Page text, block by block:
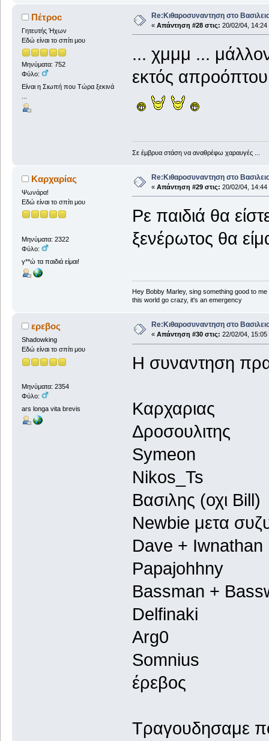
Πέτροc
Γητευτής Ήχων
Εδώ είναι το σπίτι μου
Μηνύματα: 752
Φύλο:
Είναι η Σιωπή που Τώρα ξεκινά
Re:Κιθαροσυναντηση στο
« Απάντηση #28 στις: 20/02/04, 14:24
... χμμμ ...
εκτός
Σε έμβρυα στάση να αναθρέφω χαραυγές ...
Καρχαρίας
Ψωνάρα!
Εδώ είναι το σπίτι μου
Μηνύματα: 2322
Φύλο:
γ**ώ τα παιδιά είμαι!
Re:Κιθαροσυναντηση στο
« Απάντηση #29 στις: 20/02/04, 14:44
Ρε παιδιά θα
ξενέρωτος θα
Hey Bobby Marley, sing something good to me
this world go crazy, it's an emergency
ερεβος
Shadowking
Εδώ είναι το σπίτι μου
Μηνύματα: 2354
Φύλο:
ars longa vita brevis
Re:Κιθαροσυναντηση στο
« Απάντηση #30 στις: 22/02/04, 15:05
Η συναντηση
Καρχαριας
Δροσουλιτης
Symeon
Nikos_Ts
Βασιλης (οχι Bill)
Newbie μετα
Dave + Iwnathan
Papajohhny
Bassman +
Delfinaki
Arg0
Somnius
έρεβος
Τραγουδησαμε